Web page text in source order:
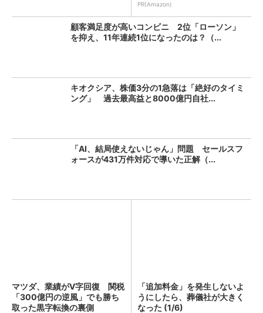
PR(Amazon)
顧客満足度が高いコンビニ 2位「ローソン」
を抑え、11年連続1位になったのは？（...
キオクシア、株価3分の1急落は「絶好のタイミ
ング」 過去最高益と8000億円自社...
「AI、結局使えないじゃん」問題 セールスフ
ォースが431万件対応で導いた正解（...
マツダ、業績がV字回復 関税
「300億円の逆風」でも勝ち
取った黒字転換の裏側
「追加料金」を発生しないよ
うにしたら、葬儀社が大きく
なった (1/6)